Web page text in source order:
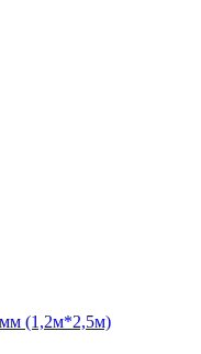
мм (1,2м*2,5м)